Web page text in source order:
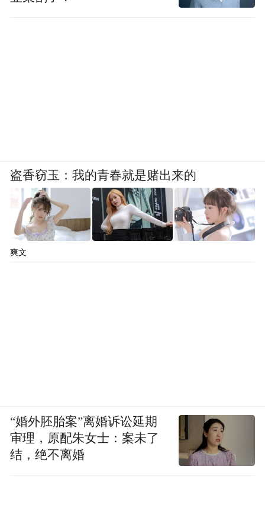
了一些争论。理论界和新闻界的不同评论值
“特别声明：以上作品内容(包括在内的视频、图片或音
频)为凤凰网旗下自媒体平台“大风号”用户上传并发
布，本平台仅提供信息存储空间服务。
Notice: The content above (including the videos,
pictures and audios if any) is uploaded and posted
by the user of Dafeng Hao, which is a social media
platform and merely provides information storage
盗香窃玉：我的青春就是赌出来的
爽文
“婚外胚胎案”离婚诉讼延期
审理，原配朱女士：案未了
结，绝不离婚